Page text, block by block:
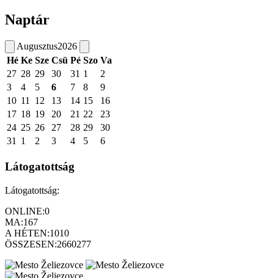
Naptár
Augusztus2026
Hé Ke Sze Csü Pé Szo Va
27 28 29 30 31 1
2
3
4 5 6 7 8
9
10 11 12 13 14 15
16
17 18 19 20 21 22
23
24 25 26 27 28 29
30
31
1 2 3 4 5 6
Látogatottság
Látogatottság:
ONLINE:0
MA:167
A HÉTEN:1010
ÖSSZESEN:2660277